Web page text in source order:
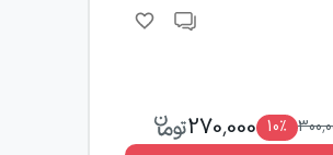
10٪ 270,000